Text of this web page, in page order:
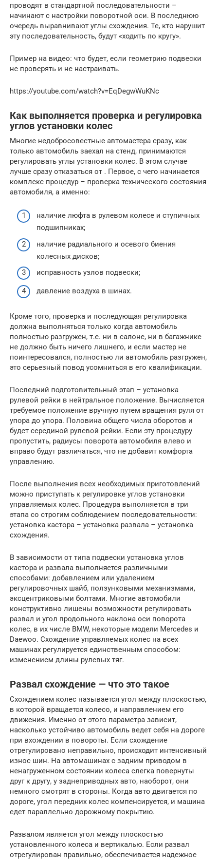
проводят в стандартной последовательности –
начинают с настройки поворотной оси. В последнюю
очередь выравнивают углы схождения. Те, кто нарушит
эту последовательность, будут «ходить по кругу».
Пример на видео: что будет, если геометрию подвески
не проверять и не настраивать.
https://youtube.com/watch?v=EqDegwWuKNc
Как выполняется проверка и регулировка
углов установки колес
Многие недобросовестные автомастера сразу, как
только автомобиль заехал на стенд, принимаются
регулировать углы установки колес. В этом случае
лучше сразу отказаться от . Первое, с чего начинается
комплекс процедур – проверка технического состояния
автомобиля, а именно:
наличие люфта в рулевом колесе и ступичных
подшипниках;
наличие радиального и осевого биения
колесных дисков;
исправность узлов подвески;
давление воздуха в шинах.
Кроме того, проверка и последующая регулировка
должна выполняться только когда автомобиль
полностью разгружен, т.е. ни в салоне, ни в багажнике
не должно быть ничего лишнего, и если мастер не
поинтересовался, полностью ли автомобиль разгружен,
это серьезный повод усомниться в его квалификации.
Последний подготовительный этап – установка
рулевой рейки в нейтральное положение. Вычисляется
требуемое положение вручную путем вращения руля от
упора до упора. Половина общего числа оборотов и
будет серединой рулевой рейки. Если эту процедуру
пропустить, радиусы поворота автомобиля влево и
вправо будут различаться, что не добавит комфорта
управлению.
После выполнения всех необходимых приготовлений
можно приступать к регулировке углов установки
управляемых колес. Процедура выполняется в три
этапа со строгим соблюдением последовательности:
установка кастора – установка развала – установка
схождения.
В зависимости от типа подвески установка углов
кастора и развала выполняется различными
способами: добавлением или удалением
регулировочных шайб, ползунковыми механизмами,
эксцентриковыми болтами. Многие автомобили
конструктивно лишены возможности регулировать
развал и угол продольного наклона оси поворота
колес, в их числе BMW, некоторые модели Mercedes и
Daewoo. Схождение управляемых колес на всех
машинах регулируется единственным способом:
изменением длины рулевых тяг.
Развал схождение — что это такое
Схождением колес называется угол между плоскостью,
в которой вращается колесо, и направлением его
движения. Именно от этого параметра зависит,
насколько устойчиво автомобиль ведет себя на дороге
при вхождении в повороты. Если схождение
отрегулировано неправильно, происходит интенсивный
износ шин. На автомашинах с задним приводом в
ненагруженном состоянии колеса слегка повернуты
друг к другу, у заднеприводных авто, наоборот, они
немного смотрят в стороны. Когда авто двигается по
дороге, угол передних колес компенсируется, и машина
едет параллельно дорожному покрытию.
Развалом является угол между плоскостью
установленного колеса и вертикалью. Если развал
отрегулирован правильно, обеспечивается надежное